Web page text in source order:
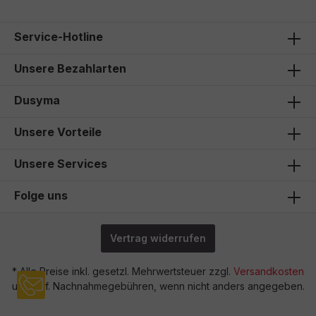
Service-Hotline
Unsere Bezahlarten
Dusyma
Unsere Vorteile
Unsere Services
Folge uns
Vertrag widerrufen
* Alle Preise inkl. gesetzl. Mehrwertsteuer zzgl. Versandkosten
und ggf. Nachnahmegebühren, wenn nicht anders angegeben.